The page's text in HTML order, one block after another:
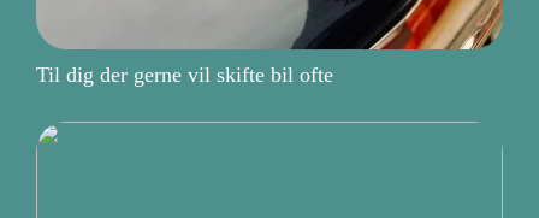
Til dig der gerne vil skifte bil ofte